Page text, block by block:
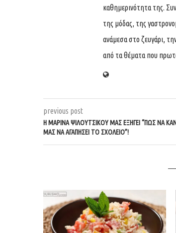
καθημερινότητα της.
της μόδας, της
ανάμεσα στο ζευγάρι,
από τα θέματα που
previous post
Η ΜΑΡΊΝΑ ΨΙΛΟΎΤΣΙΚΟΥ ΜΑΣ ΕΞΗΓΕΊ “ΠΏΣ ΝΑ
ΜΑΣ ΝΑ ΑΓΑΠΉΣΕΙ ΤΟ ΣΧΟΛΕΊΟ”!